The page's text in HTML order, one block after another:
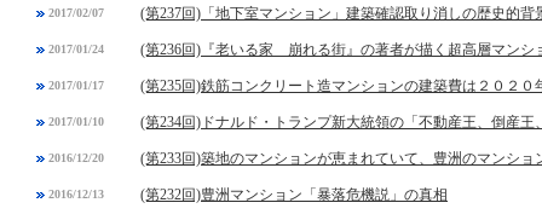
2017/02/07 (第237回)「地下室マンション」建築確認取り消しの歴史的背
2017/01/24 (第236回)『老いる家 崩れる街』の著者が描く超高層マンシ
2017/01/17 (第235回)鉄筋コンクリート造マンションの建築費は２０２０
2017/01/10 (第234回)ドナルド・トランプ新大統領の「不動産王、倒産王
2016/12/20 (第233回)築地のマンションが恵まれていて、豊洲のマンショ
2016/12/13 (第232回)豊洲マンション「暴落危機説」の真相